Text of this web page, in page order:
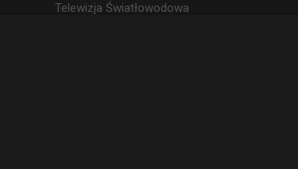
Telewizja Światłowodowa